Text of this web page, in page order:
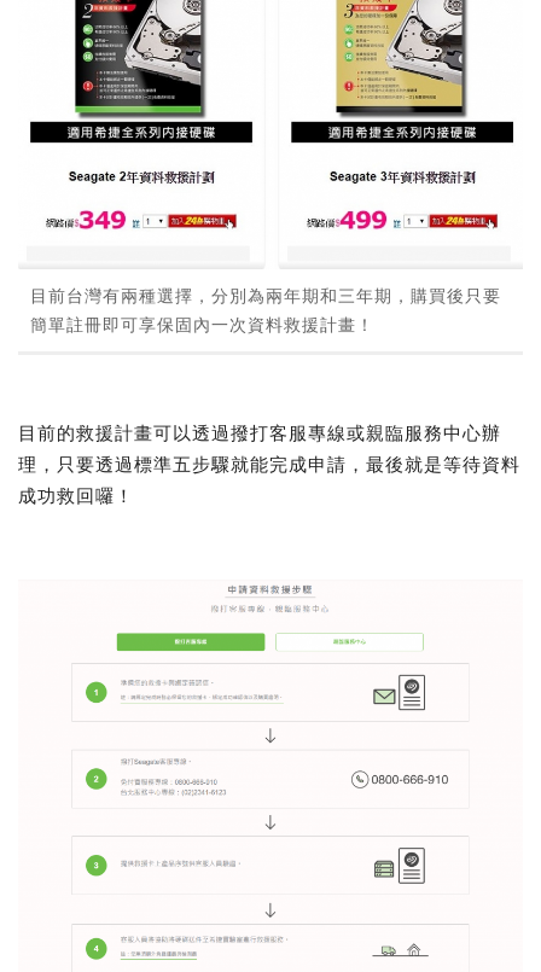
目前台灣有兩種選擇，分別為兩年期和三年期，購買後只要
簡單註冊即可享保固內一次資料救援計畫！
目前的救援計畫可以透過撥打客服專線或親臨服務中心辦
理，只要透過標準五步驟就能完成申請，最後就是等待資料
成功救回囉！